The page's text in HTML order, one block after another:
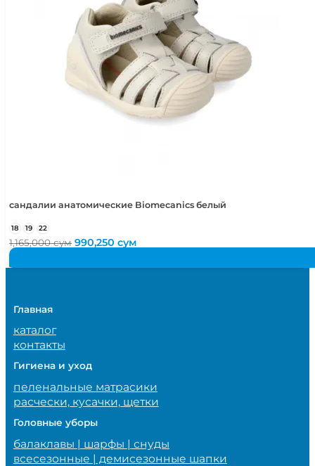
сандалии анатомические Biomecanics белый
18 19 22
1,165,000сум Первоначальная
цена
1,165,000 сум.
990,250сум
цена:
Главная
каталог
контакты
Гигиена и уход
пеленальные матрасики
расчески, кусачки, щетки
Головные уборы
балаклавы | шарфы | снуды
всесезонные | демисезонные шапки